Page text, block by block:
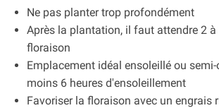
Ne pas planter trop profondément
Après la plantation, il faut attendre 2
floraison
Emplacement idéal ensoleillé ou
moins 6 heures d'ensoleillement
Favoriser la floraison avec un engrais